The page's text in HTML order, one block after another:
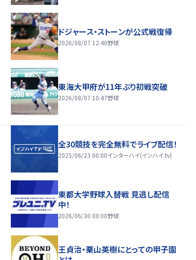
ドジャース・ストーンが公式戦復帰
2026/08/07 12:40野球
東海大甲府が11年ぶり初戦突破
2026/08/07 10:47野球
全30競技を完全無料でライブ配信！
2025/06/23 00:00インターハイ(インハイ.tv)
東都大学野球入替戦 見逃し配信
中！
2026/06/30 00:00野球
王貞治・栗山英樹にとっての甲子園